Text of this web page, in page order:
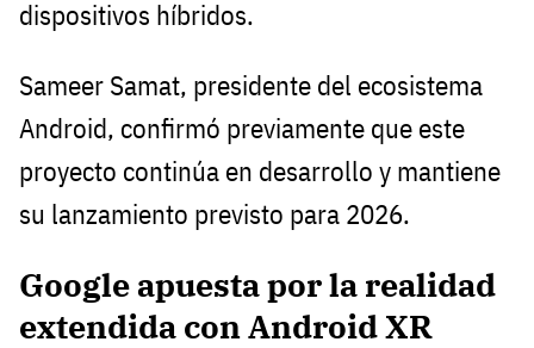
dispositivos híbridos.
Sameer Samat, presidente del ecosistema
Android, confirmó previamente que este
proyecto continúa en desarrollo y mantiene
su lanzamiento previsto para 2026.
Google apuesta por la realidad
extendida con Android XR